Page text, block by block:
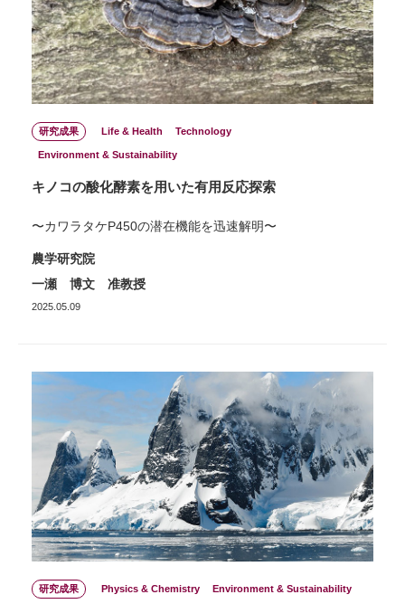
研究成果 Life & Health Technology
Environment & Sustainability
キノコの酸化酵素を用いた有用反応探索
〜カワラタケP450の潜在機能を迅速解明〜
農学研究院
一瀬 博文 准教授
2025.05.09
研究成果 Physics & Chemistry Environment & Sustainability